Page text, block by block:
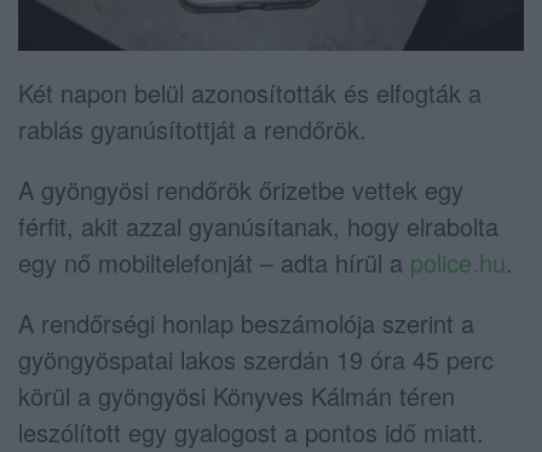
Két napon belül azonosították és elfogták a
rablás gyanúsítottját a rendőrök.
A gyöngyösi rendőrök őrizetbe vettek egy
férfit, akit azzal gyanúsítanak, hogy elrabolta
egy nő mobiltelefonját – adta hírül a police.hu.
A rendőrségi honlap beszámolója szerint a
gyöngyöspatai lakos szerdán 19 óra 45 perc
körül a gyöngyösi Könyves Kálmán téren
leszólított egy gyalogost a pontos idő miatt.